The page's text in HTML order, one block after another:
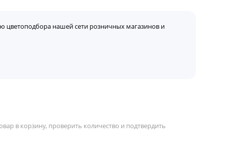
нашей сети розничных магазинов и
в корзину, проверить количество и подтвердить